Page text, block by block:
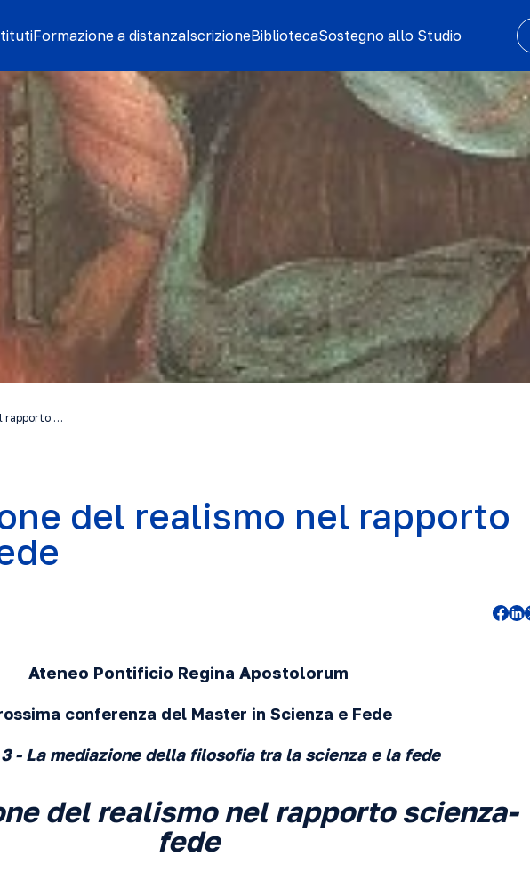
Formazione a distanzaIscrizioneBibliotecaSostegno allo Studio
rapporto …
del realismo nel rapporto
Ateneo Pontificio Regina Apostolorum
conferenza del Master in Scienza e Fede
- La mediazione della filosofia tra la scienza e la fede
del realismo nel rapporto scienza-
fede